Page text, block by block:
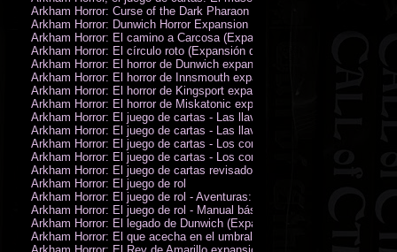
Arkham Horror: Curse of the Dark Pharaon Expansion
Arkham Horror: Dunwich Horror Expansion
Arkham Horror: El camino a Carcosa (Expansión de investigadores)
Arkham Horror: El círculo roto (Expansión de investigadores)
Arkham Horror: El horror de Dunwich expansión
Arkham Horror: El horror de Innsmouth expansión
Arkham Horror: El horror de Kingsport expansión
Arkham Horror: El horror de Miskatonic expansión
Arkham Horror: El juego de cartas - Las llaves escarlata - Campaña
Arkham Horror: El juego de cartas - Las llaves escarlata -
Arkham Horror: El juego de cartas - Los confines de la tierra -
Arkham Horror: El juego de cartas - Los confines de la tierra -
Arkham Horror: El juego de cartas revisado
Arkham Horror: El juego de rol
Arkham Horror: El juego de rol - Aventuras: Misterios de Arkham
Arkham Horror: El juego de rol - Manual básico
Arkham Horror: El legado de Dunwich (Expansión de investigadores)
Arkham Horror: El que acecha en el umbral expansión